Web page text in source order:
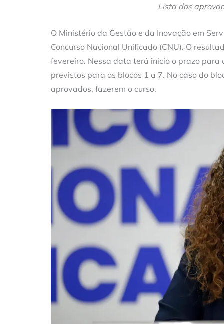
Lista dos
O Ministério da Gestão e da Inovação em
Concurso Nacional Unificado (CNU). O
fevereiro. Nessa data terá início o prazo
previstos para os blocos 1 a 7. No caso do
aprovados, fazerem o curso.